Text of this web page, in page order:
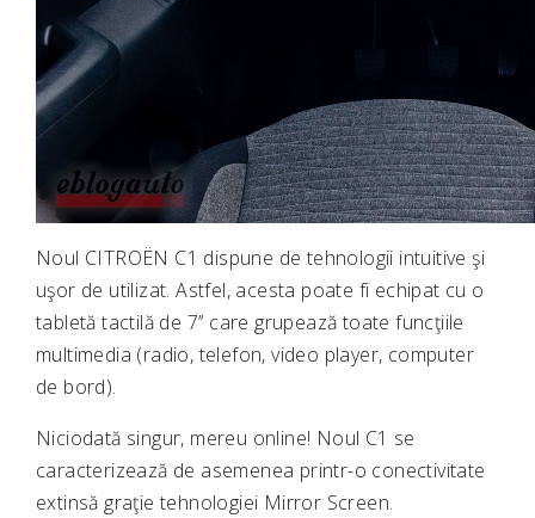
Noul CITROËN C1 dispune de tehnologii intuitive şi
uşor de utilizat. Astfel, acesta poate fi echipat cu o
tabletă tactilă de 7’’ care grupează toate funcţiile
multimedia (radio, telefon, video player, computer
de bord).
Niciodată singur, mereu online! Noul C1 se
caracterizează de asemenea printr-o conectivitate
extinsă graţie tehnologiei Mirror Screen.